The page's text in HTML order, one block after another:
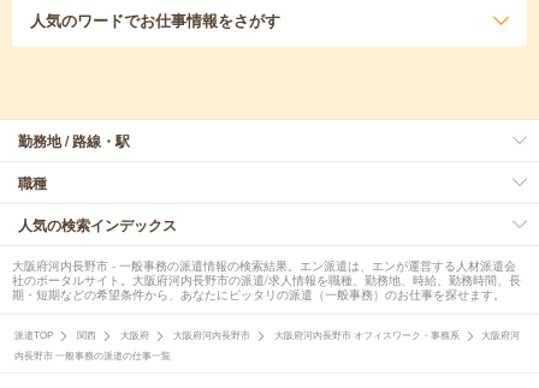
人気のワードでお仕事情報をさがす
勤務地 / 路線・駅
職種
人気の検索インデックス
大阪府河内長野市 - 一般事務の派遣情報の検索結果。エン派遣は、エンが運営する人材派遣会
社のポータルサイト。大阪府河内長野市の派遣/求人情報を職種、勤務地、時給、勤務時間、長
期・短期などの希望条件から、あなたにピッタリの派遣（一般事務）のお仕事を探せます。
派遣TOP 関西 大阪府 大阪府河内長野市 大阪府河内長野市 オフィスワーク・事務系
大阪府河
内長野市 一般事務の派遣の仕事一覧